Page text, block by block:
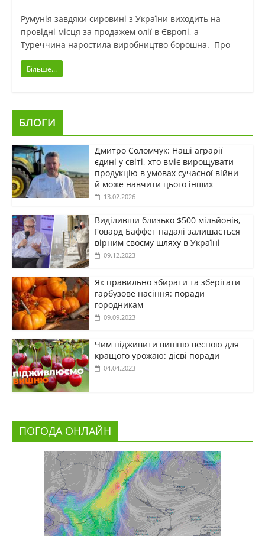
Румунія завдяки сировині з України виходить на
провідні місця за продажем олії в Європі, а
Туреччина наростила виробництво борошна. Про
Більше...
БЛОГИ
Дмитро Соломчук: Наші аграрії
єдині у світі, хто вміє вирощувати
продукцію в умовах сучасної війни
й може навчити цього інших
13.02.2026
Виділивши близько $500 мільйонів,
Говард Баффет надалі залишається
вірним своєму шляху в Україні
09.12.2023
Як правильно збирати та зберігати
гарбузове насіння: поради
городникам
09.09.2023
Чим підживити вишню весною для
кращого урожаю: дієві поради
04.04.2023
ПОГОДА ОНЛАЙН